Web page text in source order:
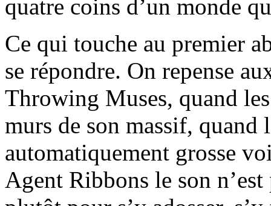
quatre coins d’un monde
Ce qui touche au premier
se répondre. On repense
Throwing Muses, quand
murs de son massif,
automatiquement grosse
Agent Ribbons le son